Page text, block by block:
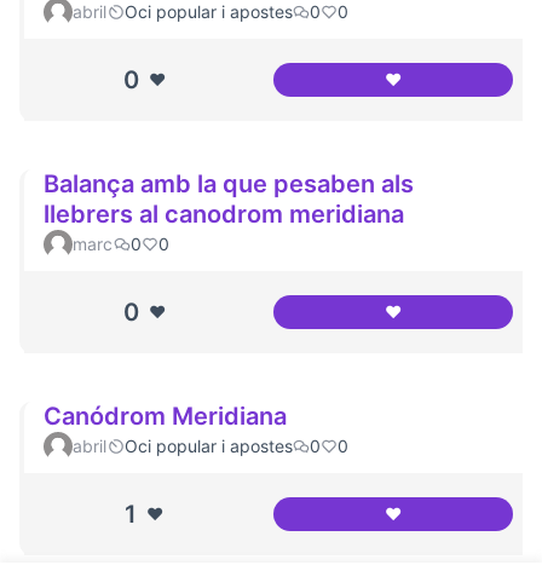
abril Oci popular i apostes 0 0
0 ❤️ ❤️Canodróm
Balança amb la que pesaben als
llebrers al canodrom meridiana
marc 0 0
0 ❤️ ❤️Balança amb la
Canódrom Meridiana
abril Oci popular i apostes 0 0
1 ❤️ ❤️Canódrom